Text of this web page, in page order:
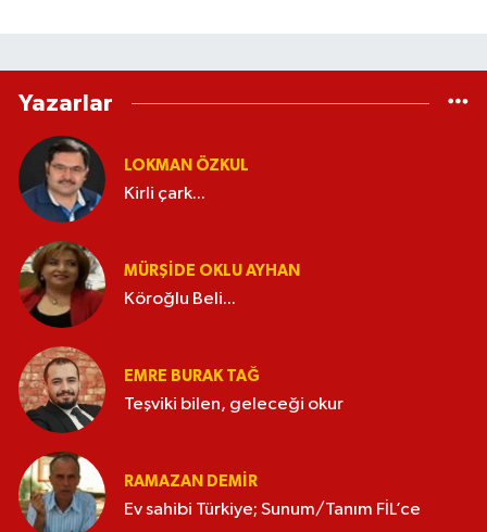
Yazarlar
LOKMAN ÖZKUL
Kirli çark...
MÜRŞIDE OKLU AYHAN
Köroğlu Beli...
EMRE BURAK TAĞ
Teşviki bilen, geleceği okur
RAMAZAN DEMİR
Ev sahibi Türkiye; Sunum/Tanım FİL’ce